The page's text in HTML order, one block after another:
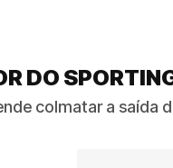
DO
colmatar a